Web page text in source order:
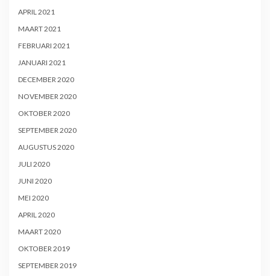
APRIL 2021
MAART 2021
FEBRUARI 2021
JANUARI 2021
DECEMBER 2020
NOVEMBER 2020
OKTOBER 2020
SEPTEMBER 2020
AUGUSTUS 2020
JULI 2020
JUNI 2020
MEI 2020
APRIL 2020
MAART 2020
OKTOBER 2019
SEPTEMBER 2019